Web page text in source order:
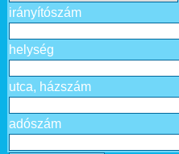
irányítószám
helység
utca, házszám
adószám